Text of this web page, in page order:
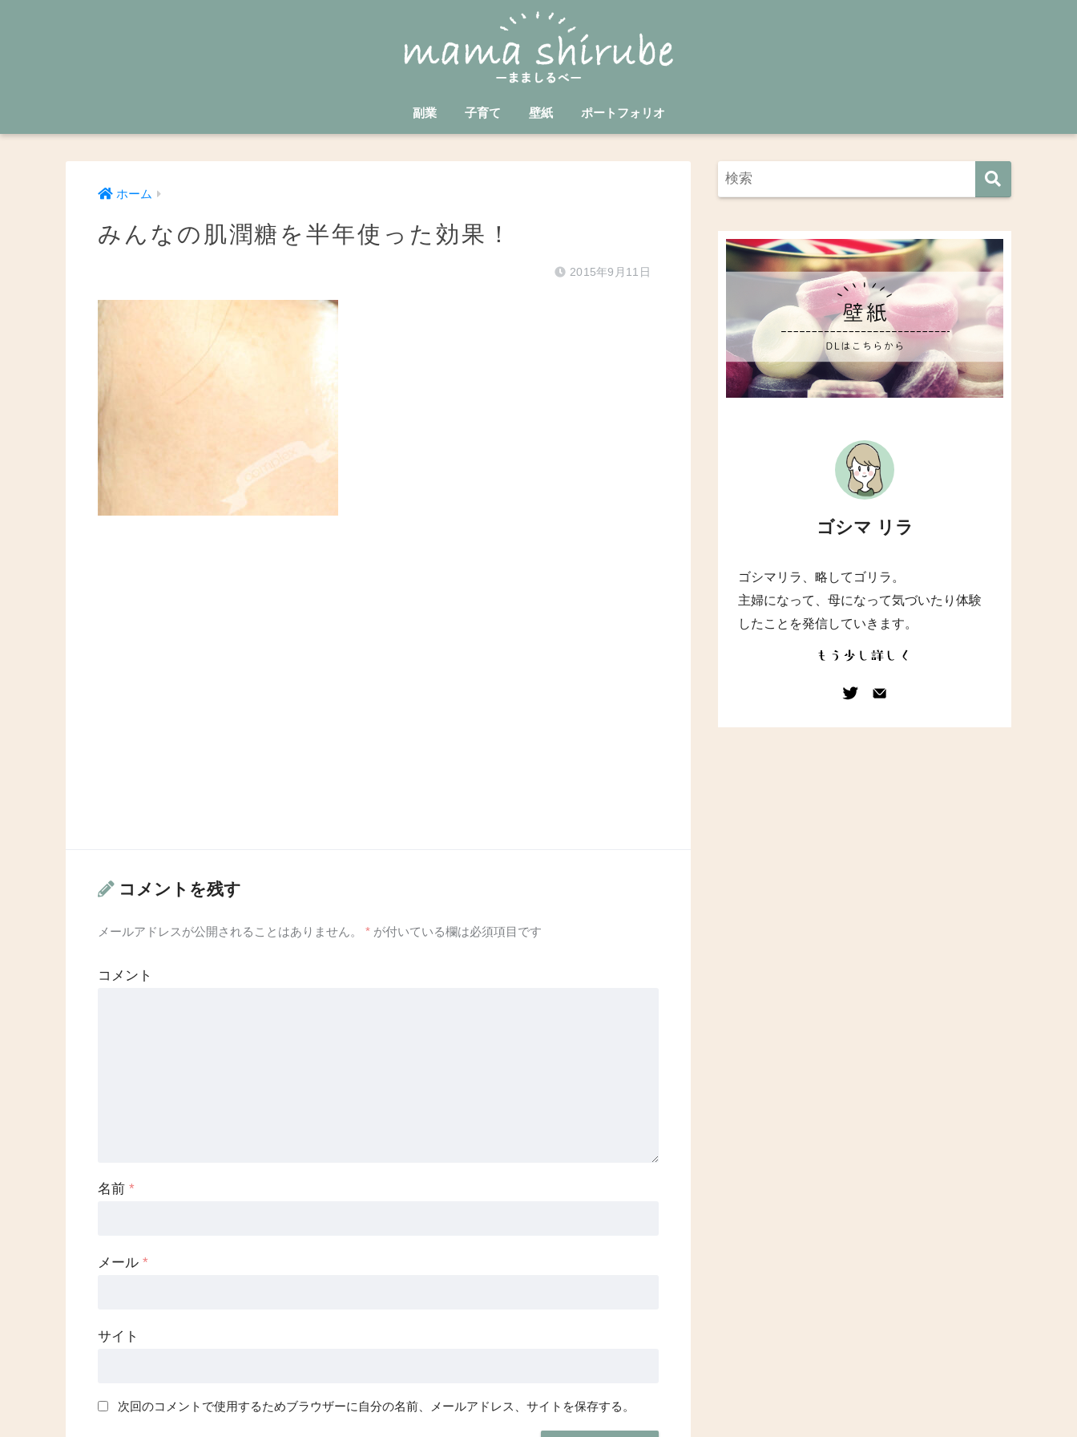
副業 子育て 壁紙 ポートフォリオ
ホーム
みんなの肌潤糖を半年使った効果！
2015年9月11日
コメントを残す
メールアドレスが公開されることはありません。 * が付いている欄は必須項目です
コメント
名前 *
メール *
サイト
次回のコメントで使用するためブラウザーに自分の名前、メールアドレス、サイトを保存する。
ゴシマ リラ
ゴシマリラ、略してゴリラ。
主婦になって、母になって気づいたり体験
したことを発信していきます。